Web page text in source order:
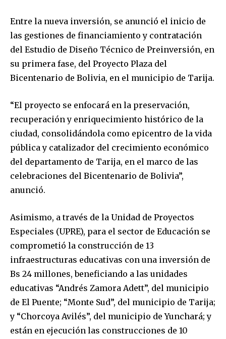
Entre la nueva inversión, se anunció el inicio de
las gestiones de financiamiento y contratación
del Estudio de Diseño Técnico de Preinversión, en
su primera fase, del Proyecto Plaza del
Bicentenario de Bolivia, en el municipio de Tarija.
“El proyecto se enfocará en la preservación,
recuperación y enriquecimiento histórico de la
ciudad, consolidándola como epicentro de la vida
pública y catalizador del crecimiento económico
del departamento de Tarija, en el marco de las
celebraciones del Bicentenario de Bolivia”,
anunció.
Asimismo, a través de la Unidad de Proyectos
Especiales (UPRE), para el sector de Educación se
comprometió la construcción de 13
infraestructuras educativas con una inversión de
Bs 24 millones, beneficiando a las unidades
educativas “Andrés Zamora Adett”, del municipio
de El Puente; “Monte Sud”, del municipio de Tarija;
y “Chorcoya Avilés”, del municipio de Yunchará; y
están en ejecución las construcciones de 10